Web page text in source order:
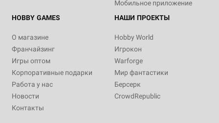
Мобильное приложение
HOBBY GAMES
О магазине
Франчайзинг
Игры оптом
Корпоративные подарки
Работа у нас
Новости
Контакты
НАШИ ПРОЕКТЫ
Hobby World
Игрокон
Warforge
Мир фантастики
Берсерк
CrowdRepublic